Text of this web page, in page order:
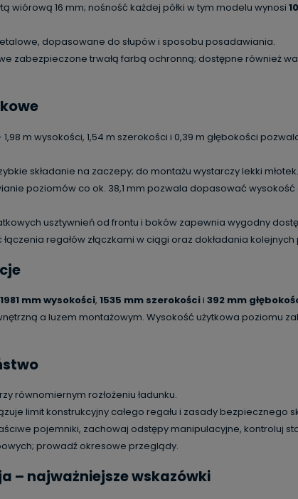
wiórową 16 mm; nośność każdej półki w tym modelu wynosi
dopasowane do słupów i sposobu posadawiania.
zabezpieczone trwałą farbą ochronną; dostępne również
1,98 m wysokości, 1,54 m szerokości i 0,39 m głębokości
składanie na zaczepy; do montażu wystarczy lekki młotek.
poziomów co ok. 38,1 mm pozwala dopasować
usztywnień od frontu i boków zapewnia wygodny
regałów złączkami w ciągi oraz dokładania kolejnych
1981 mm wysokości, 1535 mm szerokościi 392 mm
a luzem montażowym. Wysokość użytkowa poziomu
równomiernym rozłożeniu ładunku.
limit konstrukcyjny całego regału i zasady bezpiecznego
pojemniki, zachowaj odstępy manipulacyjne, kontroluj
prowadź okresowe przeglądy.
– najważniejsze wskazówki